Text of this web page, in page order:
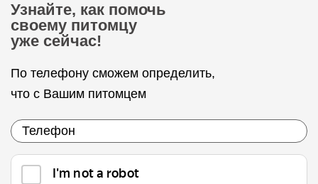
Узнайте, как помочь
своему питомцу
уже сейчас!
По телефону сможем определить,
что с Вашим питомцем